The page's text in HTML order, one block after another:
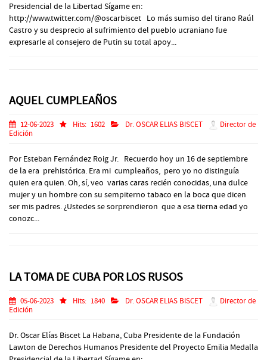
Presidencial de la Libertad Sígame en:
http://www.twitter.com/@oscarbiscet Lo más sumiso del tirano Raúl
Castro y su desprecio al sufrimiento del pueblo ucraniano fue
expresarle al consejero de Putin su total apoy...
AQUEL CUMPLEAÑOS
12-06-2023 Hits: 1602 Dr. OSCAR ELIAS BISCET
Director de
Edición
Por Esteban Fernández Roig Jr. Recuerdo hoy un 16 de septiembre
de la era prehistórica. Era mi cumpleaños, pero yo no distinguía
quien era quien. Oh, sí, veo varias caras recién conocidas, una dulce
mujer y un hombre con su sempiterno tabaco en la boca que dicen
ser mis padres. ¿Ustedes se sorprendieron que a esa tierna edad yo
conozc...
LA TOMA DE CUBA POR LOS RUSOS
05-06-2023 Hits: 1840 Dr. OSCAR ELIAS BISCET
Director de
Edición
Dr. Oscar Elías Biscet La Habana, Cuba Presidente de la Fundación
Lawton de Derechos Humanos Presidente del Proyecto Emilia Medalla